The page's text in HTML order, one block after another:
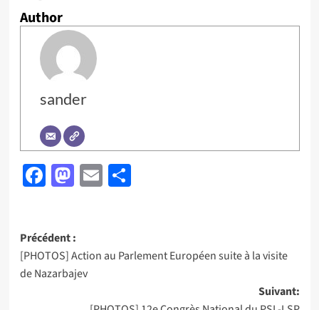
Author
sander
Facebook
Mastodon
EmailPartager
Navigation
d’article
Précédent :
[PHOTOS] Action au Parlement Européen suite à la visite
de Nazarbajev
Suivant: